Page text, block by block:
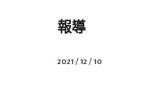
報導
2021 / 12 / 10